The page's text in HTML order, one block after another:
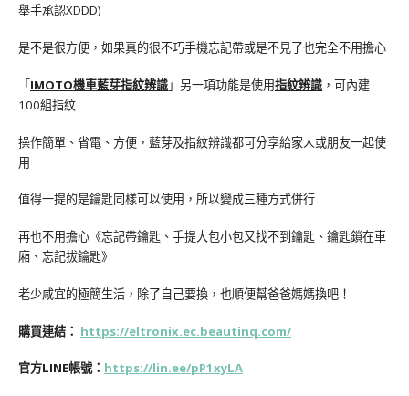
舉手承認XDDD)
是不是很方便，如果真的很不巧手機忘記帶或是不見了也完全不用擔心
「IMOTO機車藍芽指紋辨識」另一項功能是使用指紋辨識 ，可內建
100組指紋
操作簡單、省電、方便，藍芽及指紋辨識都可分享給家人或朋友一起使
用
值得一提的是鑰匙同樣可以使用，所以變成三種方式併行
再也不用擔心《忘記帶鑰匙、手提大包小包又找不到鑰匙、鑰匙鎖在車
廂、忘記拔鑰匙》
老少咸宜的極簡生活，除了自己要換，也順便幫爸爸媽媽換吧！
購買連結： https://eltronix.ec.beautinq.com/
官方LINE帳號： https://lin.ee/pP1xyLA